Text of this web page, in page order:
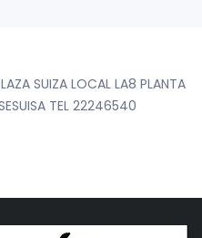
SUIZA LOCAL LA8 PLANTA
TEL 22246540